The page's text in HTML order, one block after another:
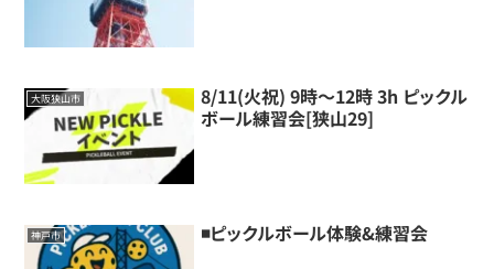
大阪狭山市
8/11(火祝) 9時～12時 3h ピックル
ボール練習会[狭山29]
神戸市 ◾️ピックルボール体験&練習会